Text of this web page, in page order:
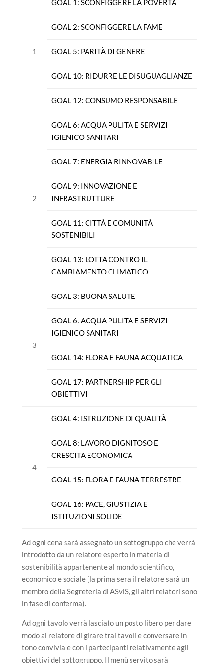
1
GOAL 1: SCONFIGGERE LA POVERTÀ
GOAL 2: SCONFIGGERE LA FAME
GOAL 5: PARITÀ DI GENERE
GOAL 10: RIDURRE LE DISUGUAGLIANZE
GOAL 12: CONSUMO RESPONSABILE
2
GOAL 6: ACQUA PULITA E SERVIZI
IGIENICO SANITARI
GOAL 7: ENERGIA RINNOVABILE
GOAL 9: INNOVAZIONE E
INFRASTRUTTURE
GOAL 11: CITTÀ E COMUNITÀ
SOSTENIBILI
GOAL 13: LOTTA CONTRO IL
CAMBIAMENTO CLIMATICO
3
GOAL 3: BUONA SALUTE
GOAL 6: ACQUA PULITA E SERVIZI
IGIENICO SANITARI
GOAL 14: FLORA E FAUNA ACQUATICA
GOAL 17: PARTNERSHIP PER GLI
OBIETTIVI
4
GOAL 4: ISTRUZIONE DI QUALITÀ
GOAL 8: LAVORO DIGNITOSO E
CRESCITA ECONOMICA
GOAL 15: FLORA E FAUNA TERRESTRE
GOAL 16: PACE, GIUSTIZIA E
ISTITUZIONI SOLIDE
Ad ogni cena sarà assegnato un sottogruppo che verrà
introdotto da un relatore esperto in materia di
sostenibilità appartenente al mondo scientifico,
economico e sociale (la prima sera il relatore sarà un
membro della Segreteria di ASviS, gli altri relatori sono
in fase di conferma).
Ad ogni tavolo verrà lasciato un posto libero per dare
modo al relatore di girare trai tavoli e conversare in
tono conviviale con i partecipanti relativamente agli
obiettivi del sottogruppo. Il menù servito sarà